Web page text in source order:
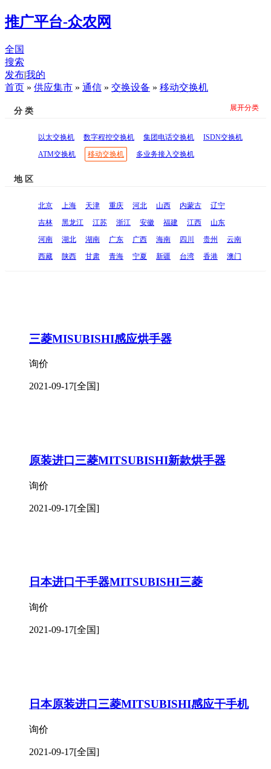
推广平台-众农网
全国
搜索
发布|我的
首页 » 供应集市 » 通信 » 交换设备 » 移动交换机
分 类
以太交换机 数字程控交换机 集团电话交换机
ISDN交换机
ATM交换机
移动交换机 多业务接入交换机
展开分类
地 区
北京 上海 天津 重庆 河北 山西 内蒙古
辽宁
吉林
黑龙江 江苏 浙江 安徽 福建 江西
山东
河南
湖北 湖南 广东 广西 海南 四川 贵州
云南
西藏
陕西 甘肃 青海 宁夏 新疆 台湾 香港 澳门
三菱MISUBISHI感应烘手器
询价
2021-09-17[全国]
原装进口三菱MITSUBISHI新款烘手器
询价
2021-09-17[全国]
日本进口干手器MITSUBISHI三菱
询价
2021-09-17[全国]
日本原装进口三菱MITSUBISHI感应干手机
询价
2021-09-17[全国]